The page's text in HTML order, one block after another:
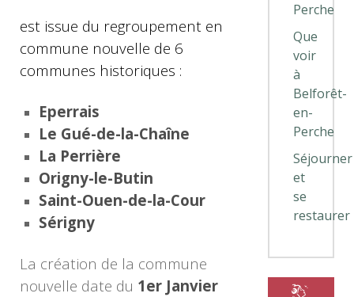
est issue du regroupement en
commune nouvelle de 6
communes historiques :
Eperrais
Le Gué-de-la-Chaîne
La Perrière
Origny-le-Butin
Saint-Ouen-de-la-Cour
Sérigny
La création de la commune
nouvelle date du 1er Janvier
Perche
Que
voir
à
Belforêt-
en-
Perche
Séjourner
et
se
restaurer